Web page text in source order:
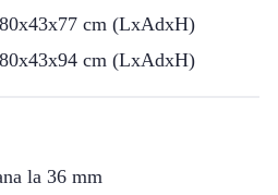
cm (LxAdxH)
cm (LxAdxH)
la 36 mm